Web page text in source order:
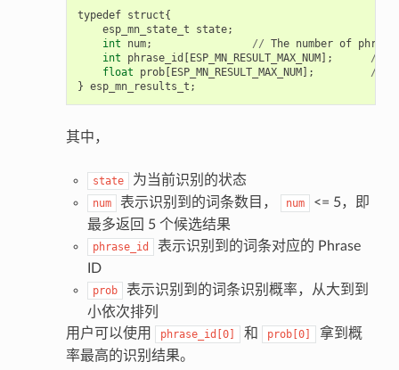
typedef struct{
esp_mn_state_t
state;
int
num; // The number of phrase
int
phrase_id ESP_MN_RESULT_MAX_NUM ]; //
float
prob[ ESP_MN_RESULT_MAX_NUM ]; //
} esp_mn_results_t ;
其中，
state 为当前识别的状态
num 表示识别到的词条数目， num
<= 5，即
最多返回 5 个候选结果
phrase_id
表示识别到的词条对应的 Phrase
ID
prob
表示识别到的词条识别概率，从大到到
小依次排列
用户可以使用
phrase_id[0] 和 prob[0]
拿到概
率最高的识别结果。